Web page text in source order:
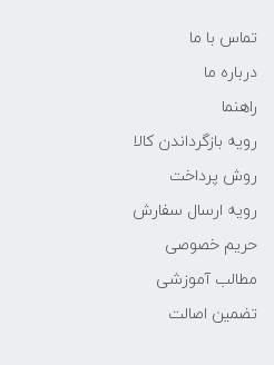
تماس با ما
درباره ما
راهنما
رویه‌ بازگرداندن کالا
روش پرداخت
رویه ارسال سفارش
حریم خصوصی
مطالب آموزشی
تضمین اصالت